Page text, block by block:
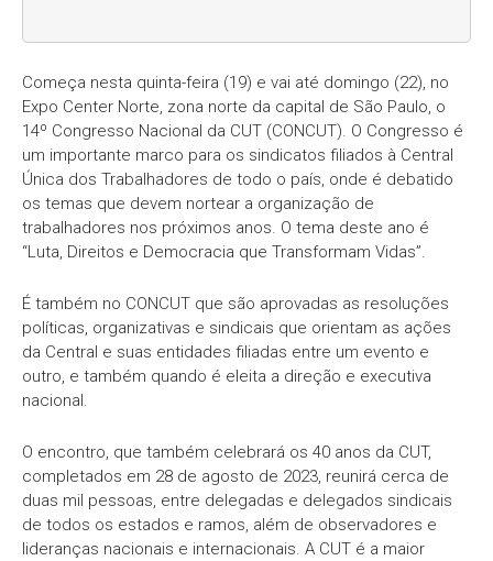
Começa nesta quinta-feira (19) e vai até domingo (22), no
Expo Center Norte, zona norte da capital de São Paulo, o
14º Congresso Nacional da CUT (CONCUT). O Congresso é
um importante marco para os sindicatos filiados à Central
Única dos Trabalhadores de todo o país, onde é debatido
os temas que devem nortear a organização de
trabalhadores nos próximos anos. O tema deste ano é
“Luta, Direitos e Democracia que Transformam Vidas”.
É também no CONCUT que são aprovadas as resoluções
políticas, organizativas e sindicais que orientam as ações
da Central e suas entidades filiadas entre um evento e
outro, e também quando é eleita a direção e executiva
nacional.
O encontro, que também celebrará os 40 anos da CUT,
completados em 28 de agosto de 2023, reunirá cerca de
duas mil pessoas, entre delegadas e delegados sindicais
de todos os estados e ramos, além de observadores e
lideranças nacionais e internacionais. A CUT é a maior